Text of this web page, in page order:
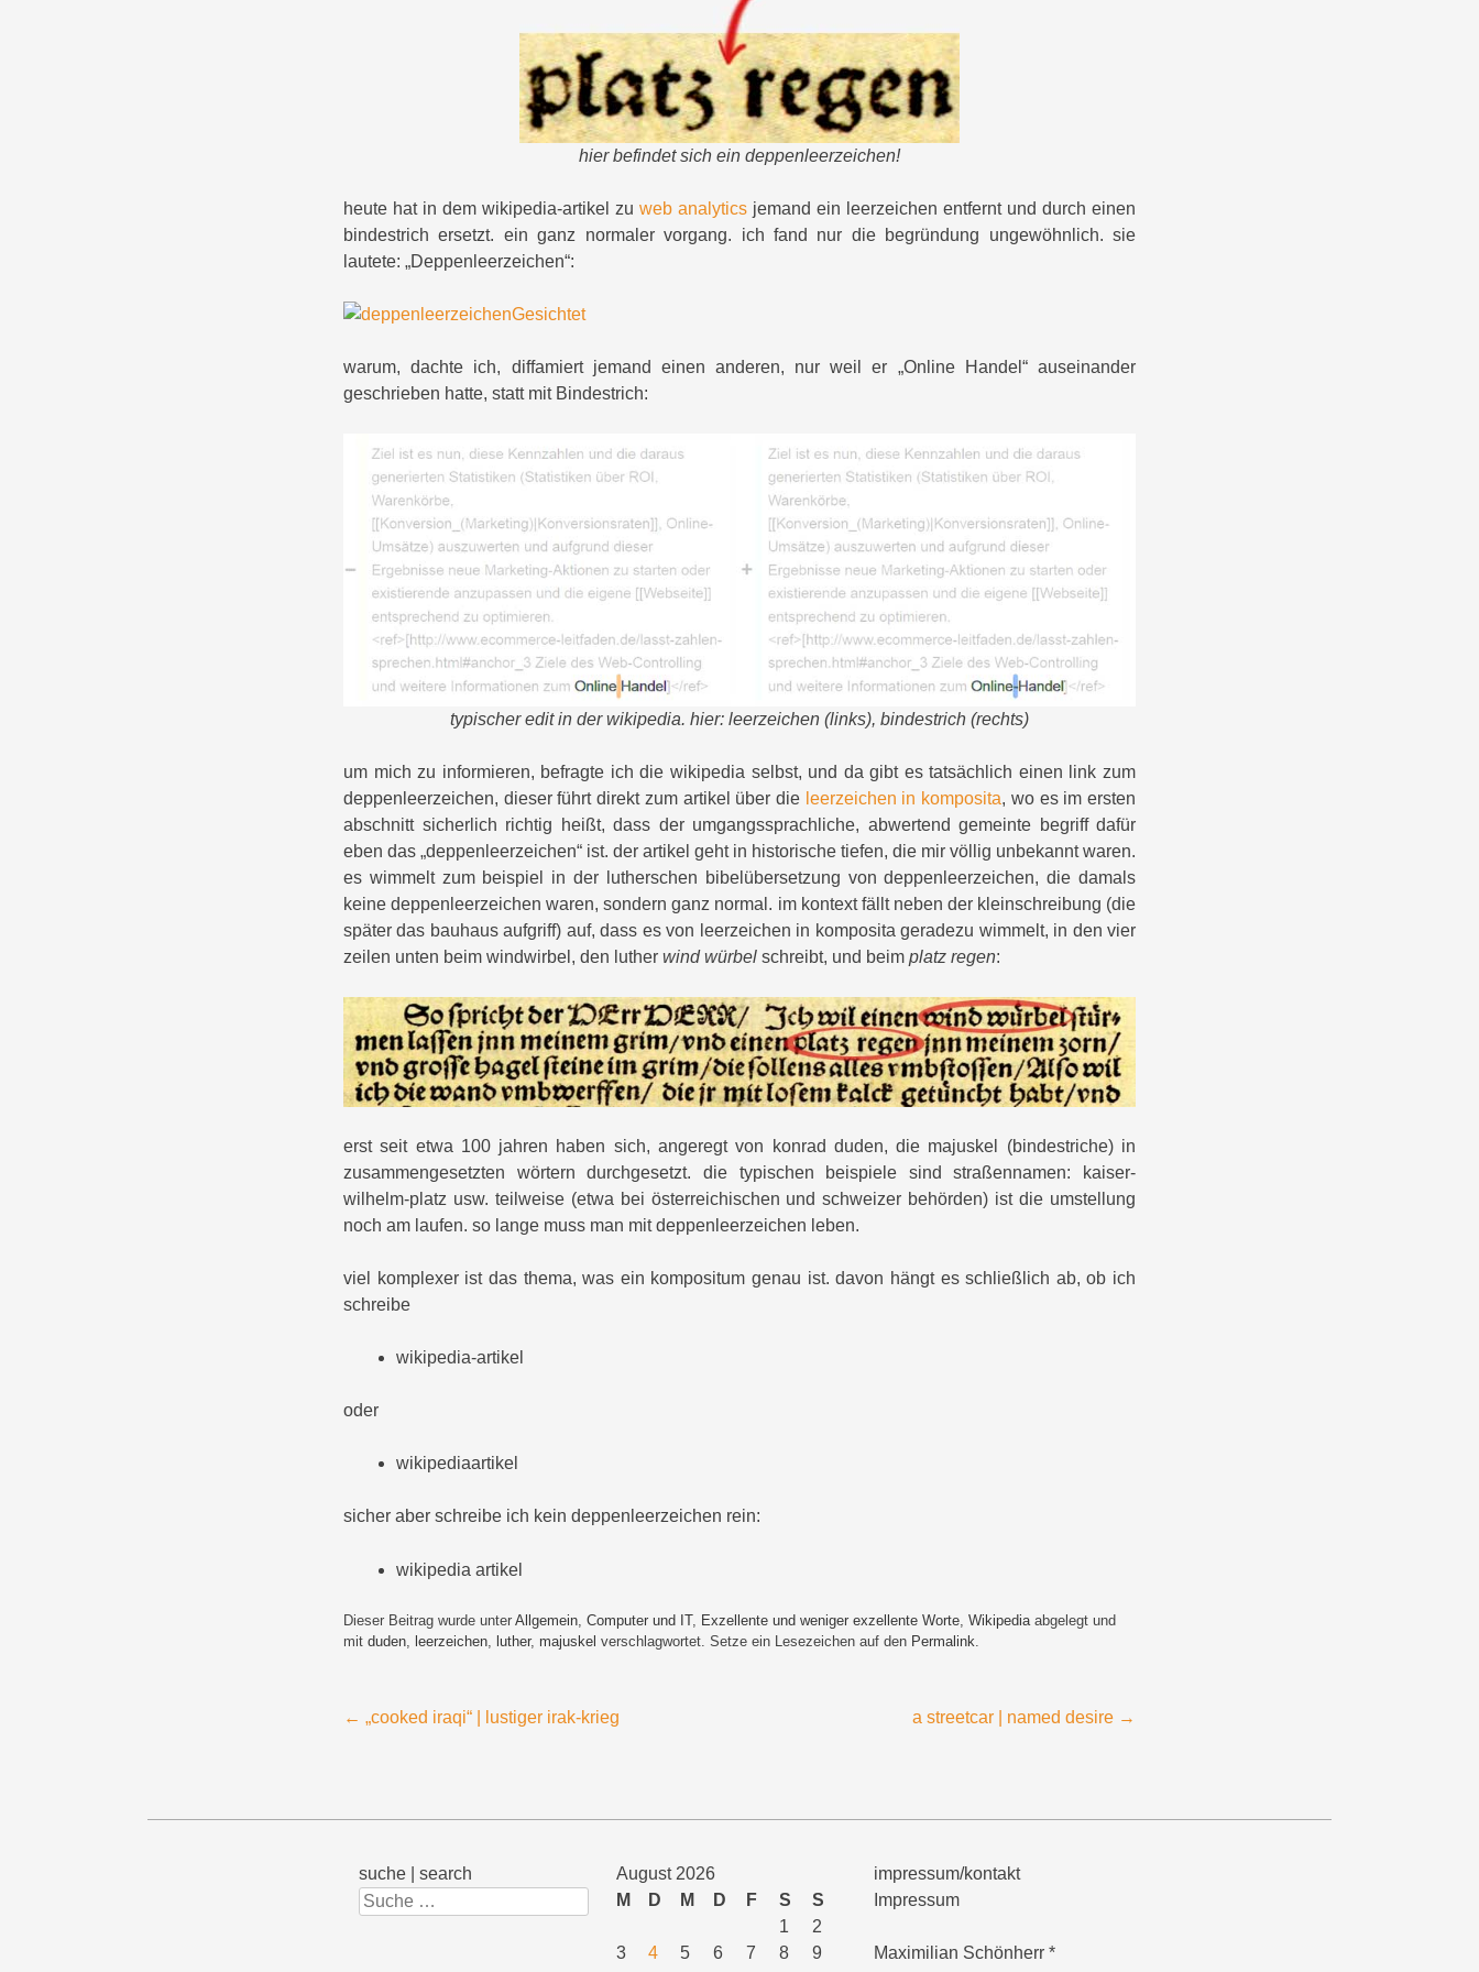
hier befindet sich ein deppenleerzeichen!
heute hat in dem wikipedia-artikel zu web analytics jemand ein leerzeichen entfernt und durch einen
bindestrich ersetzt. ein ganz normaler vorgang. ich fand nur die begründung ungewöhnlich. sie
lautete: „Deppenleerzeichen“:
warum, dachte ich, diffamiert jemand einen anderen, nur weil er „Online Handel“ auseinander
geschrieben hatte, statt mit Bindestrich:
typischer edit in der wikipedia. hier: leerzeichen (links), bindestrich (rechts)
um mich zu informieren, befragte ich die wikipedia selbst, und da gibt es tatsächlich einen link zum
deppenleerzeichen, dieser führt direkt zum artikel über die leerzeichen in komposita, wo es im ersten
abschnitt sicherlich richtig heißt, dass der umgangssprachliche, abwertend gemeinte begriff dafür
eben das „deppenleerzeichen“ ist. der artikel geht in historische tiefen, die mir völlig unbekannt waren.
es wimmelt zum beispiel in der lutherschen bibelübersetzung von deppenleerzeichen, die damals
keine deppenleerzeichen waren, sondern ganz normal. im kontext fällt neben der kleinschreibung (die
später das bauhaus aufgriff) auf, dass es von leerzeichen in komposita geradezu wimmelt, in den vier
zeilen unten beim windwirbel, den luther wind würbel schreibt, und beim platz regen:
erst seit etwa 100 jahren haben sich, angeregt von konrad duden, die majuskel (bindestriche) in
zusammengesetzten wörtern durchgesetzt. die typischen beispiele sind straßennamen: kaiser-
wilhelm-platz usw. teilweise (etwa bei österreichischen und schweizer behörden) ist die umstellung
noch am laufen. so lange muss man mit deppenleerzeichen leben.
viel komplexer ist das thema, was ein kompositum genau ist. davon hängt es schließlich ab, ob ich
schreibe
wikipedia-artikel
oder
wikipediaartikel
sicher aber schreibe ich kein deppenleerzeichen rein:
wikipedia artikel
Dieser Beitrag wurde unter Allgemein, Computer und IT, Exzellente und weniger exzellente Worte, Wikipediaabgelegt und
mit duden, leerzeichen, luther, majuskel verschlagwortet. Setze ein Lesezeichen auf den Permalink.
Beitragsnavigation
← „cooked iraqi“ | lustiger irak-krieg a streetcar | named desire →
suche | search
Suchen
August 2026
M
D M D F S
S
1
2
3
4 5 6 7 8
9
impressum/kontakt
Impressum
Maximilian Schönherr *